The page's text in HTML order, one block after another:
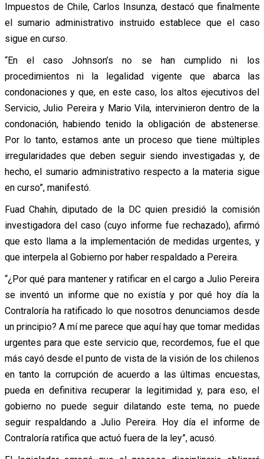
Impuestos de Chile, Carlos Insunza, destacó que finalmente
el sumario administrativo instruido establece que el caso
sigue en curso.
“En el caso Johnson’s no se han cumplido ni los
procedimientos ni la legalidad vigente que abarca las
condonaciones y que, en este caso, los altos ejecutivos del
Servicio, Julio Pereira y Mario Vila, intervinieron dentro de la
condonación, habiendo tenido la obligación de abstenerse.
Por lo tanto, estamos ante un proceso que tiene múltiples
irregularidades que deben seguir siendo investigadas y, de
hecho, el sumario administrativo respecto a la materia sigue
en curso”, manifestó.
Fuad Chahín, diputado de la DC quien presidió la comisión
investigadora del caso (cuyo informe fue rechazado), afirmó
que esto llama a la implementación de medidas urgentes, y
que interpela al Gobierno por haber respaldado a Pereira.
“¿Por qué para mantener y ratificar en el cargo a Julio Pereira
se inventó un informe que no existía y por qué hoy día la
Contraloría ha ratificado lo que nosotros denunciamos desde
un principio? A mí me parece que aquí hay que tomar medidas
urgentes para que este servicio que, recordemos, fue el que
más cayó desde el punto de vista de la visión de los chilenos
en tanto la corrupción de acuerdo a las últimas encuestas,
pueda en definitiva recuperar la legitimidad y, para eso, el
gobierno no puede seguir dilatando este tema, no puede
seguir respaldando a Julio Pereira. Hoy día el informe de
Contraloría ratifica que actuó fuera de la ley”, acusó.